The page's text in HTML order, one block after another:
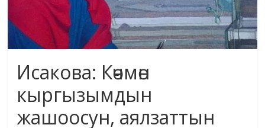
Исакова: Көчмөн
кыргызымдын
жашоосун, аялзаттын